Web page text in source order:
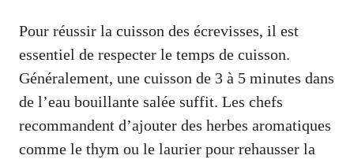
Pour réussir la cuisson des écrevisses, il est
essentiel de respecter le temps de cuisson.
Généralement, une cuisson de 3 à 5 minutes dans
de l’eau bouillante salée suffit. Les chefs
recommandent d’ajouter des herbes aromatiques
comme le thym ou le laurier pour rehausser la